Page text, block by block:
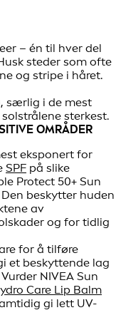
– én til hver del
steder som ofte
og stripe i håret.
særlig i de mest
sterkest.
OMRÅDER
eksponert for
SPF på slike
Protect 50+ Sun
beskytter huden
av
og for tidlig
for å tilføre
et beskyttende lag
NIVEA Sun
Care Lip Balm
gi lett UV-